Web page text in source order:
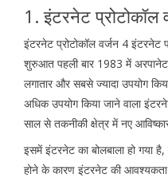
1. इंटरनेट प्रोटोकॉल
इंटरनेट प्रोटोकॉल वर्जन 4 इंटरनेट
शुरुआत पहली बार 1983 में
लगातार और सबसे ज्यादा उपयोग
अधिक उपयोग किया जाने वाला
साल से तकनीकी क्षेत्र में नए
इसमें इंटरनेट का बोलबाला हो गया
होने के कारण इंटरनेट की